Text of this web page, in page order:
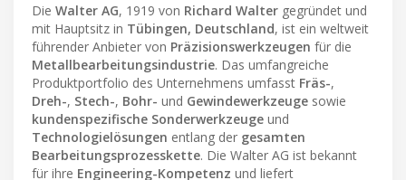
Die Walter AG, 1919 von Richard Walter gegründet und
mit Hauptsitz in Tübingen, Deutschland, ist ein weltweit
führender Anbieter von Präzisionswerkzeugen für die
Metallbearbeitungsindustrie. Das umfangreiche
Produktportfolio des Unternehmens umfasst Fräs-,
Dreh-, Stech-, Bohr- und Gewindewerkzeuge sowie
kundenspezifische Sonderwerkzeuge und
Technologielösungen entlang der gesamten
Bearbeitungsprozesskette. Die Walter AG ist bekannt
für ihre Engineering-Kompetenz und liefert